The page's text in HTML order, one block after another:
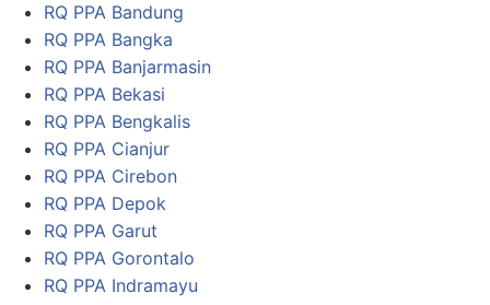
RQ PPA Bandung
RQ PPA Bangka
RQ PPA Banjarmasin
RQ PPA Bekasi
RQ PPA Bengkalis
RQ PPA Cianjur
RQ PPA Cirebon
RQ PPA Depok
RQ PPA Garut
RQ PPA Gorontalo
RQ PPA Indramayu